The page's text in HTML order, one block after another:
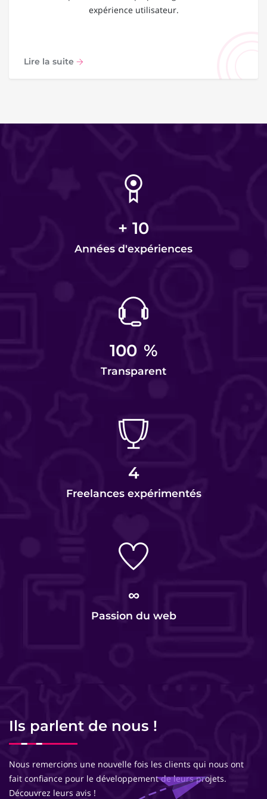
expérience utilisateur.
Lire la suite
+ 10
Années d'expériences
100 %
Transparent
4
Freelances expérimentés
∞
Passion du web
Ils parlent de nous !
Nous remercions une nouvelle fois les clients qui nous ont
fait confiance pour le développement de leurs projets.
Découvrez leurs avis !